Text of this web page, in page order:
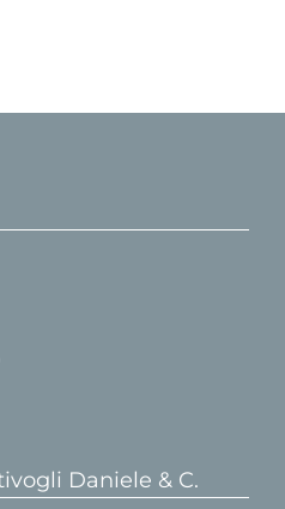
Daniele & C.